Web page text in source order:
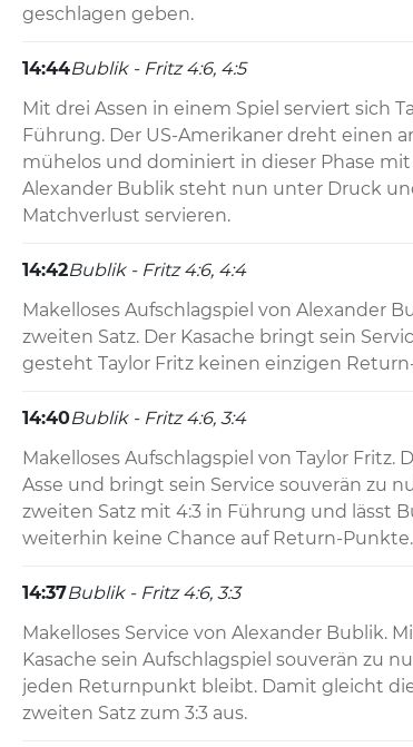
geschlagen geben.
14:44Bublik - Fritz 4:6, 4:5
Mit drei Assen in einem Spiel serviert sich
Führung. Der US-Amerikaner dreht einen
mühelos und dominiert in dieser Phase
Alexander Bublik steht nun unter Druck
Matchverlust servieren.
14:42Bublik - Fritz 4:6, 4:4
Makelloses Aufschlagspiel von Alexander
zweiten Satz. Der Kasache bringt sein
gesteht Taylor Fritz keinen einzigen
14:40Bublik - Fritz 4:6, 3:4
Makelloses Aufschlagspiel von Taylor Fritz.
Asse und bringt sein Service souverän zu
zweiten Satz mit 4:3 in Führung und lässt
weiterhin keine Chance auf Return-Punkte.
14:37Bublik - Fritz 4:6, 3:3
Makelloses Service von Alexander Bublik.
Kasache sein Aufschlagspiel souverän zu
jeden Returnpunkt bleibt. Damit gleicht
zweiten Satz zum 3:3 aus.